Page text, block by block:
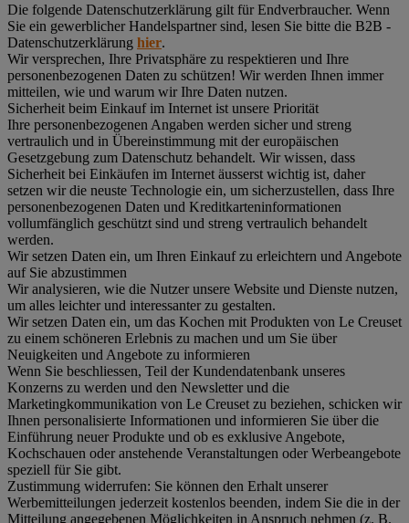
Die folgende Datenschutzerklärung gilt für Endverbraucher. Wenn
Sie ein gewerblicher Handelspartner sind, lesen Sie bitte die B2B -
Datenschutzerklärung hier.
Wir versprechen, Ihre Privatsphäre zu respektieren und Ihre
personenbezogenen Daten zu schützen! Wir werden Ihnen immer
mitteilen, wie und warum wir Ihre Daten nutzen.
Sicherheit beim Einkauf im Internet ist unsere Priorität
Ihre personenbezogenen Angaben werden sicher und streng
vertraulich und in Übereinstimmung mit der europäischen
Gesetzgebung zum Datenschutz behandelt. Wir wissen, dass
Sicherheit bei Einkäufen im Internet äusserst wichtig ist, daher
setzen wir die neuste Technologie ein, um sicherzustellen, dass Ihre
personenbezogenen Daten und Kreditkarteninformationen
vollumfänglich geschützt sind und streng vertraulich behandelt
werden.
Wir setzen Daten ein, um Ihren Einkauf zu erleichtern und Angebote
auf Sie abzustimmen
Wir analysieren, wie die Nutzer unsere Website und Dienste nutzen,
um alles leichter und interessanter zu gestalten.
Wir setzen Daten ein, um das Kochen mit Produkten von Le Creuset
zu einem schöneren Erlebnis zu machen und um Sie über
Neuigkeiten und Angebote zu informieren
Wenn Sie beschliessen, Teil der Kundendatenbank unseres
Konzerns zu werden und den Newsletter und die
Marketingkommunikation von Le Creuset zu beziehen, schicken wir
Ihnen personalisierte Informationen und informieren Sie über die
Einführung neuer Produkte und ob es exklusive Angebote,
Kochschauen oder anstehende Veranstaltungen oder Werbeangebote
speziell für Sie gibt.
Zustimmung widerrufen: Sie können den Erhalt unserer
Werbemitteilungen jederzeit kostenlos beenden, indem Sie die in der
Mitteilung angegebenen Möglichkeiten in Anspruch nehmen (z. B.